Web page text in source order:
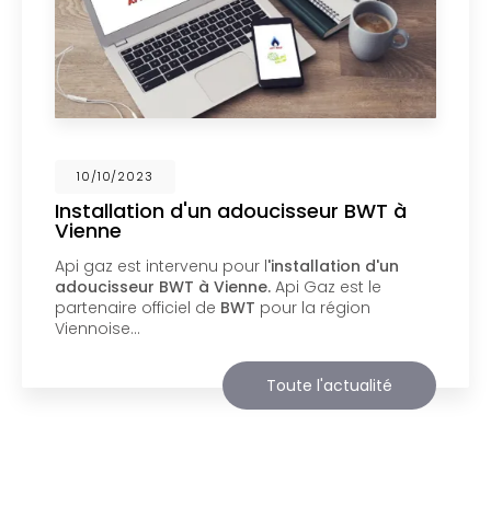
02/10/2023
Nouveau support de communication
web
Api Gaz à Viennevous présente son nouveau
support de communication web réalisé par la
sociétéBIIM COM . Vous souhaitant une
agréable visite, si vous avez besoin…
Toute l'actualité